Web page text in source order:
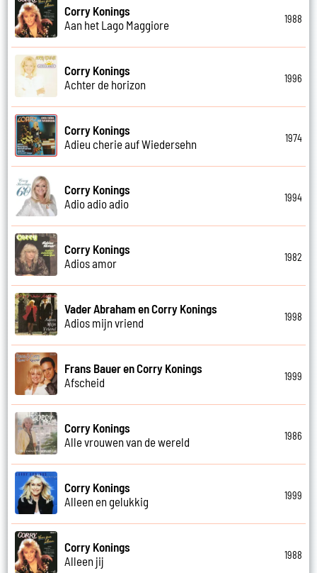
Corry Konings
Aan het Lago Maggiore
1988
Corry Konings
Achter de horizon
1996
Corry Konings
Adieu cherie auf Wiedersehn
1974
Corry Konings
Adio adio adio
1994
Corry Konings
Adios amor
1982
Vader Abraham en Corry Konings
Adios mijn vriend
1998
Frans Bauer en Corry Konings
Afscheid
1999
Corry Konings
Alle vrouwen van de wereld
1986
Corry Konings
Alleen en gelukkig
1999
Corry Konings
Alleen jij
1988